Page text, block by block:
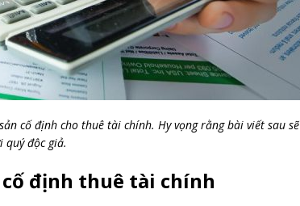
cố định cho thuê tài chính. Hy vọng rằng bài viết sau sẽ
độc giả.
định thuê tài chính